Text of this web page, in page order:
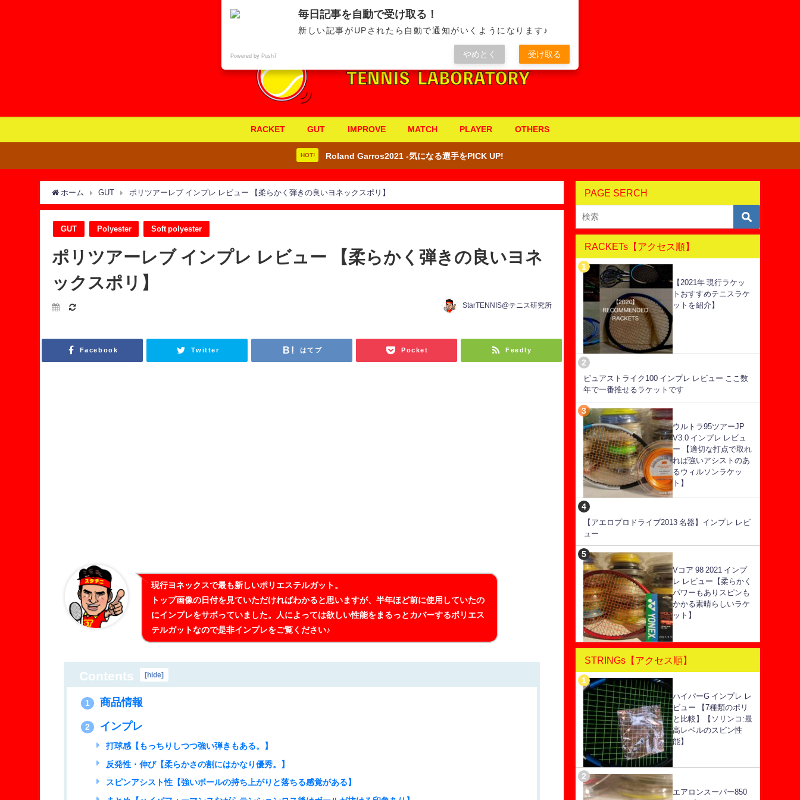
RACKET GUT IMPROVE MATCH PLAYER OTHERS
HOT! Roland Garros2021 -気になる選手をPICK UP!
ホーム GUT ポリツアーレブ インプレ レビュー 【柔らかく弾きの良いヨネックスポリ】
GUT Polyester Soft polyester
ポリツアーレブ インプレ レビュー 【柔らかく弾きの良いヨネ
ックスポリ】
StarTENNIS@テニス研究所
Facebook Twitter はてブ Pocket Feedly
現行ヨネックスで最も新しいポリエステルガット。
トップ画像の日付を見ていただければわかると思いますが、半年ほど前に使用していたの
にインプレをサボっていました。人によっては欲しい性能をまるっとカバーするポリエス
テルガットなので是非インプレをご覧ください♪
Contents [hide]
1 商品情報
2 インプレ
打球感【もっちりしつつ強い弾きもある。】
反発性・伸び【柔らかさの割にはかなり優秀。】
スピンアシスト性【強いボールの持ち上がりと落ちる感覚がある】
PAGE SERCH
RACKETs【アクセス順】
【2021年 現行ラケッ
トおすすめテニスラケ
ットを紹介】
ピュアストライク100 インプレ レビュー ここ数
年で一番推せるラケットです
ウルトラ95ツアーJP
V3.0 インプレ レビュ
ー 【適切な打点で取れ
れば強いアシストのあ
るウィルソンラケッ
ト】
【アエロプロドライブ2013 名器】インプレ レビ
ュー
Vコア 98 2021 インプ
レ レビュー【柔らかく
パワーもありスピンも
かかる素晴らしいラケ
ット】
STRINGs【アクセス順】
ハイパーG インプレ レ
ビュー 【7種類のポリ
と比較】【ソリンコ:最
高レベルのスピン性
能】
エアロンスーパー850
毎日記事を自動で受け取る！
新しい記事がUPされたら自動で通知がいくようになります♪
Powered by Push7 やめとく 受け取る